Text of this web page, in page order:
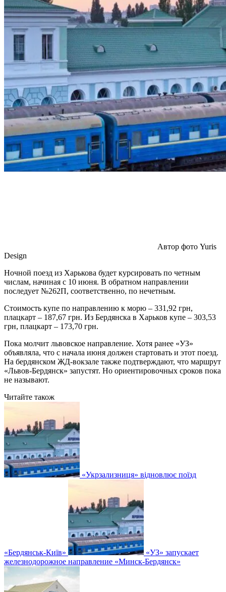
Автор фото Yuris
Design
Ночной поезд из Харькова будет курсировать по четным
числам, начиная с 10 июня. В обратном направлении
последует №262П, соответственно, по нечетным.
Стоимость купе по направлению к морю – 331,92 грн,
плацкарт – 187,67 грн. Из Бердянска в Харьков купе – 303,53
грн, плацкарт – 173,70 грн.
Пока молчит львовское направление. Хотя ранее «УЗ»
объявляла, что с начала июня должен стартовать и этот поезд.
На бердянском ЖД-вокзале также подтверждают, что маршрут
«Львов-Бердянск» запустят. Но ориентировочных сроков пока
не называют.
Читайте також
«Укрзализниця» відновлює поїзд
«Бердянськ-Київ»
«УЗ» запускает
железнодорожное направление «Минск-Бердянск»